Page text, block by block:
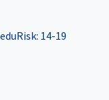
14-19